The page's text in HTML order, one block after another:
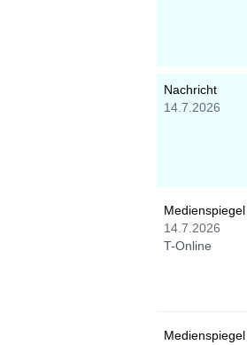
Nachricht
14.7.2026
Medienspiegel
14.7.2026
T-Online
Medienspiegel